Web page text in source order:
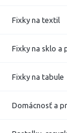
Fixky na textil
Fixky na sklo a
Fixky na tabule
Domácnosť a